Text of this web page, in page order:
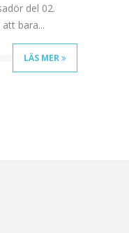
del 02.
bara...
LÄS MER